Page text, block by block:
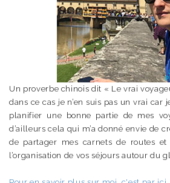
Un proverbe chinois dit « Le vrai
dans ce cas je n’en suis pas un vrai car
planifier une bonne partie de mes
d’ailleurs cela qui m’a donné envie de
de partager mes carnets de routes
l’organisation de vos séjours autour du